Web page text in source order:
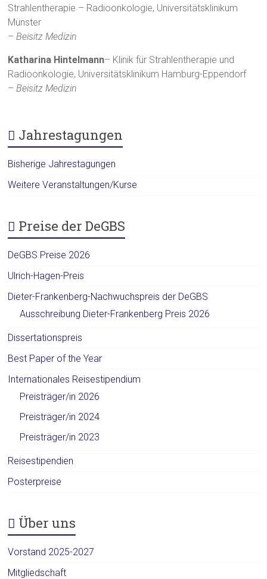
Strahlentherapie – Radioonkologie, Universitätsklinikum
Münster
–Beisitz Medizin
Katharina Hintelmann– Klinik für Strahlentherapie und
Radioonkologie, Universitätsklinikum Hamburg-Eppendorf
–Beisitz Medizin
Jahrestagungen
Bisherige Jahrestagungen
Weitere Veranstaltungen/Kurse
Preise der DeGBS
DeGBS Preise 2026
Ulrich-Hagen-Preis
Dieter-Frankenberg-Nachwuchspreis der DeGBS
Ausschreibung Dieter-Frankenberg Preis 2026
Dissertationspreis
Best Paper of the Year
Internationales Reisestipendium
Preisträger/in 2026
Preisträger/in 2024
Preisträger/in 2023
Reisestipendien
Posterpreise
Über uns
Vorstand 2025-2027
Mitgliedschaft